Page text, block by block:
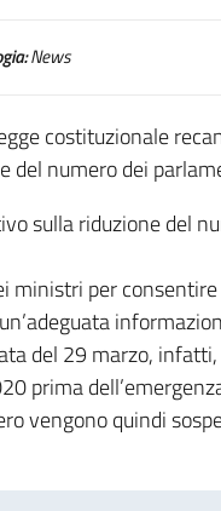
News
costituzionale
del numero dei
sulla riduzione del
ministri per
del 29 marzo,
prima
vengono quindi